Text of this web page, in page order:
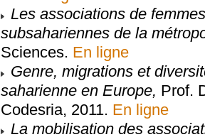
Les associations de
subsahariennes de la
Sciences. En ligne
Genre, migrations et
saharienne en Europe, Prof.
Codesria, 2011. En ligne
La mobilisation des